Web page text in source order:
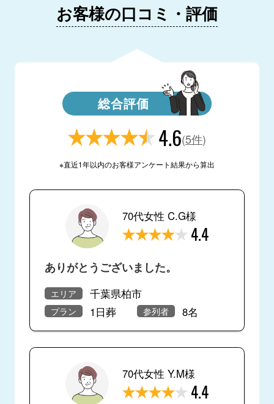
お客様の口コミ・評価
総合評価
4.6(5件)
※直近1年以内のお客様アンケート結果から算出
70代女性 C.G様
4.4
ありがとうございました。
エリア 千葉県柏市
プラン 1日葬 参列者 8名
70代女性 Y.M様
4.4